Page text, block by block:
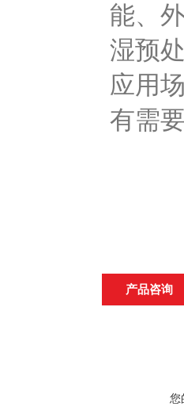
能、
湿预
应用
有需
产品咨询
您